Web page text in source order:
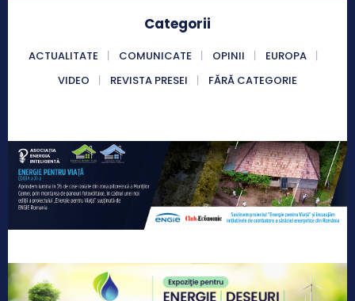
Categorii
ACTUALITATE COMUNICATE OPINII
EUROPA
VIDEO
REVISTA PRESEI FĂRĂ CATEGORIE